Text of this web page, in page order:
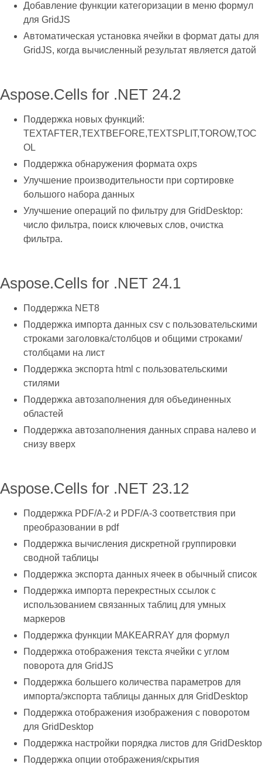
Добавление функции категоризации в меню формул
для GridJS
Автоматическая установка ячейки в формат даты для
GridJS, когда вычисленный результат является датой
Aspose.Cells for .NET 24.2
Поддержка новых функций:
TEXTAFTER,TEXTBEFORE,TEXTSPLIT,TOROW,TOC
OL
Поддержка обнаружения формата oxps
Улучшение производительности при сортировке
большого набора данных
Улучшение операций по фильтру для GridDesktop:
число фильтра, поиск ключевых слов, очистка
фильтра.
Aspose.Cells for .NET 24.1
Поддержка NET8
Поддержка импорта данных csv с пользовательскими
строками заголовка/столбцов и общими строками/
столбцами на лист
Поддержка экспорта html с пользовательскими
стилями
Поддержка автозаполнения для объединенных
областей
Поддержка автозаполнения данных справа налево и
снизу вверх
Aspose.Cells for .NET 23.12
Поддержка PDF/A-2 и PDF/A-3 соответствия при
преобразовании в pdf
Поддержка вычисления дискретной группировки
сводной таблицы
Поддержка экспорта данных ячеек в обычный список
Поддержка импорта перекрестных ссылок с
использованием связанных таблиц для умных
маркеров
Поддержка функции MAKEARRAY для формул
Поддержка отображения текста ячейки с углом
поворота для GridJS
Поддержка большего количества параметров для
импорта/экспорта таблицы данных для GridDesktop
Поддержка отображения изображения с поворотом
для GridDesktop
Поддержка настройки порядка листов для GridDesktop
Поддержка опции отображения/скрытия